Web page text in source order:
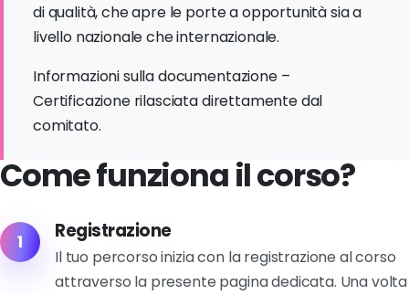
di qualità, che apre le porte a opportunità sia a
livello nazionale che internazionale.
Informazioni sulla documentazione –
Certificazione rilasciata direttamente dal
comitato.
Come funziona il corso?
1 Registrazione
Il tuo percorso inizia con la registrazione al corso
attraverso la presente pagina dedicata. Una volta